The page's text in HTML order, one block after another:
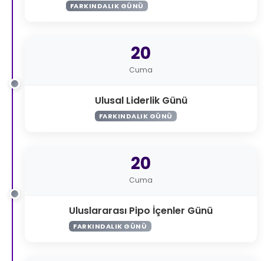
FARKINDALIK GÜNÜ
20
Cuma
Ulusal Liderlik Günü
FARKINDALIK GÜNÜ
20
Cuma
Uluslararası Pipo İçenler Günü
FARKINDALIK GÜNÜ